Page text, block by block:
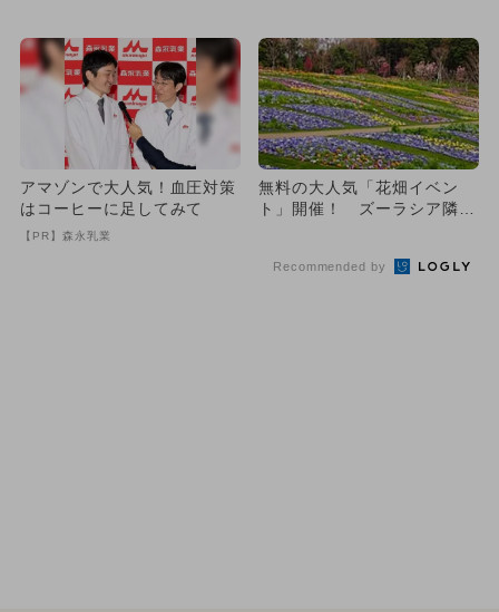
アマゾンで大人気！血圧対策
はコーヒーに足してみて
【PR】森永乳業
無料の大人気「花畑イベン
ト」開催！ ズーラシア隣接
Recommended by